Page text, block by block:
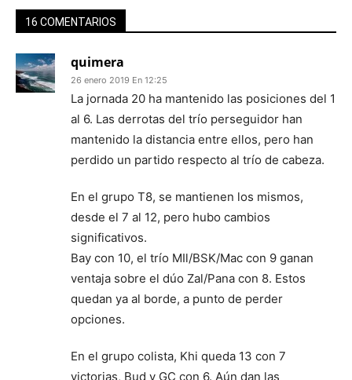
16 COMENTARIOS
quimera
26 enero 2019 En 12:25
La jornada 20 ha mantenido las posiciones del 1
al 6. Las derrotas del trío perseguidor han
mantenido la distancia entre ellos, pero han
perdido un partido respecto al trío de cabeza.
En el grupo T8, se mantienen los mismos,
desde el 7 al 12, pero hubo cambios
significativos.
Bay con 10, el trío MIl/BSK/Mac con 9 ganan
ventaja sobre el dúo Zal/Pana con 8. Estos
quedan ya al borde, a punto de perder
opciones.
En el grupo colista, Khi queda 13 con 7
victorias, Bud y GC con 6. Aún dan las